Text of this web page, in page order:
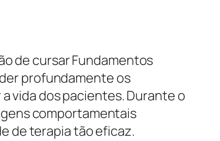
de cursar Fundamentos
profundamente os
vida dos pacientes. Durante o
comportamentais
de terapia tão eficaz.